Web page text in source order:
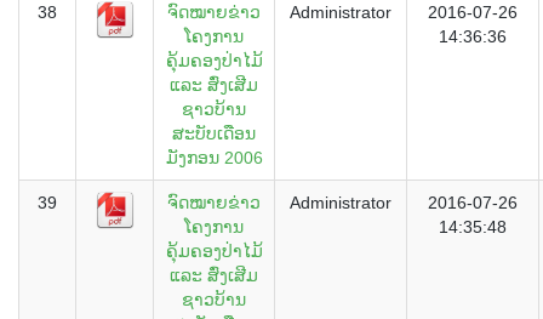
38
ຈົດໝາຍຂ່າວ
ໂຄງການ
ຄຸ້ມຄອງປ່າໄມ້
ແລະ ສົ່ງເສີມ
ຊາວບ້ານ
ສະບັບເດືອນ
ມັງກອນ 2006
Administrator
2016-07-26
14:36:36
39
ຈົດໝາຍຂ່າວ
ໂຄງການ
ຄຸ້ມຄອງປ່າໄມ້
ແລະ ສົ່ງເສີມ
ຊາວບ້ານ
Administrator
2016-07-26
14:35:48